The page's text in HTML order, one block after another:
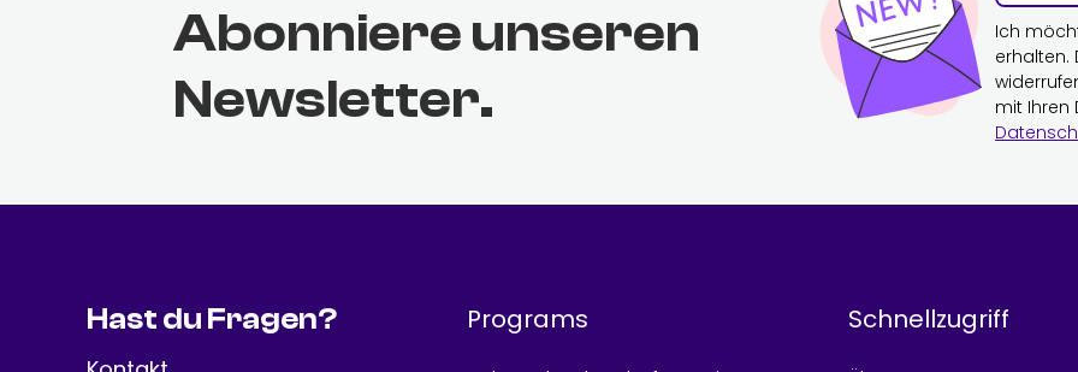
Abonniere unseren
Newsletter.
Ich
erhalten.
mit Ihren
Hast du Fragen? Programs Schnellzugriff